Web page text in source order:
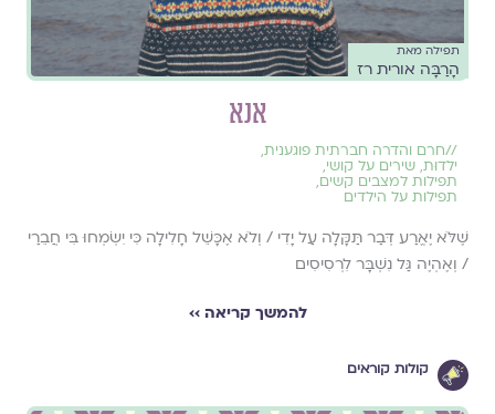
תפילה מאת
הָרַבָּה אורית רז
אנא
//חרם והדרה חברתית פוגענית,
ילדוּת, שירים על קושי,
תפילות למצבים קשים,
תפילות על הילדים
שֶׁלֹּא יֶאֱרַע דְּבַר תַּקָּלָה עַל יָדִי / וְלֹא אֶכָּשֵׁל חָלִילָה כִּי יִשְׂמְחוּ בִּי חֲבֵרַי
/ וְאֶהְיֶה גַּל נִשְׁבָּר לִרְסִיסִים
להמשך קריאה ››
קולות קוראים